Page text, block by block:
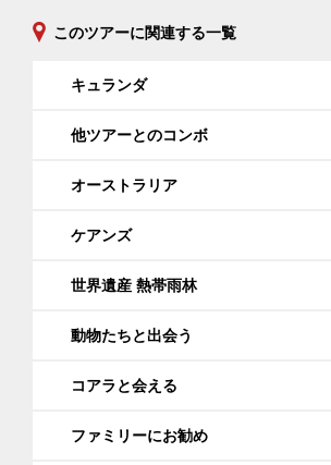
このツアーに関連する一覧
キュランダ
他ツアーとのコンボ
オーストラリア
ケアンズ
世界遺産 熱帯雨林
動物たちと出会う
コアラと会える
ファミリーにお勧め